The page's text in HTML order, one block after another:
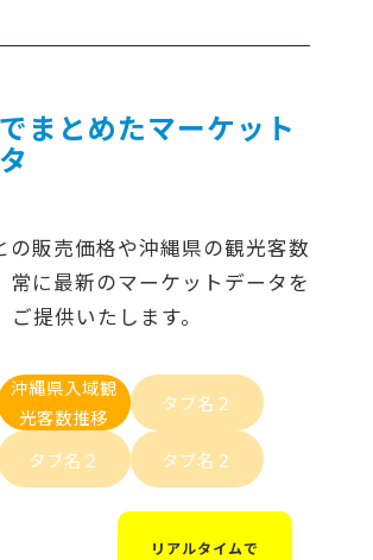
まとめたマーケット
の販売価格や沖縄県の観光客数
常に最新のマーケットデータを
ご提供いたします。
沖縄県入域観
光客数推移
タブ名２
タブ名２ タブ名２
リアルタイムで